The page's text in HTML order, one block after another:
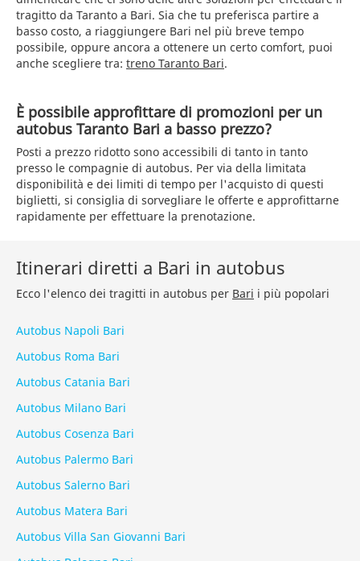
tragitto da Taranto a Bari. Sia che tu preferisca partire a
basso costo, a riaggiungere Bari nel più breve tempo
possibile, oppure ancora a ottenere un certo comfort, puoi
anche scegliere tra: treno Taranto Bari.
È possibile approfittare di promozioni per un
autobus Taranto Bari a basso prezzo?
Posti a prezzo ridotto sono accessibili di tanto in tanto
presso le compagnie di autobus. Per via della limitata
disponibilità e dei limiti di tempo per l'acquisto di questi
biglietti, si consiglia di sorvegliare le offerte e approfittarne
rapidamente per effettuare la prenotazione.
Itinerari diretti a Bari in autobus
Ecco l'elenco dei tragitti in autobus per Bari i più popolari
Autobus Napoli Bari
Autobus Roma Bari
Autobus Catania Bari
Autobus Milano Bari
Autobus Cosenza Bari
Autobus Palermo Bari
Autobus Salerno Bari
Autobus Matera Bari
Autobus Villa San Giovanni Bari